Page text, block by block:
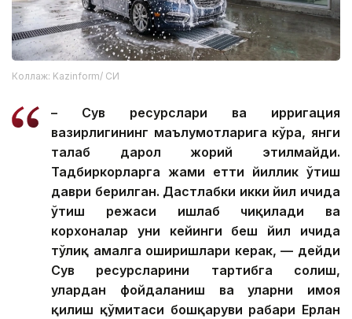
Коллаж: Kazinform/ СИ
– Сув ресурслари ва ирригация
вазирлигининг маълумотларига кўра, янги
талаб дарҳол жорий этилмайди.
Тадбиркорларга жами етти йиллик ўтиш
даври берилган. Дастлабки икки йил ичида
ўтиш режаси ишлаб чиқилади ва
корхоналар уни кейинги беш йил ичида
тўлиқ амалга оширишлари керак, — дейди
Сув ресурсларини тартибга солиш,
улардан фойдаланиш ва уларни ҳимоя
қилиш қўмитаси бошқаруви раҳбари Ерлан